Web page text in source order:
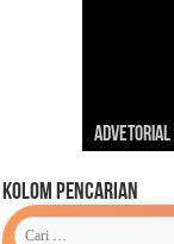
Lebih Kuat’
Advetorial
Tahun 2019
Kolom Pencarian